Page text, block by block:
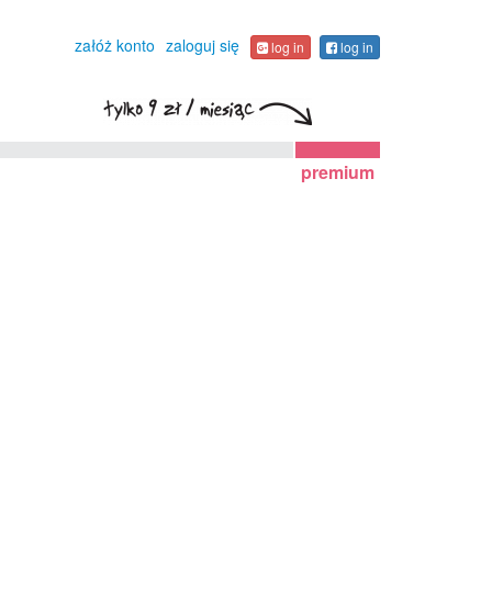
załóż konto zaloguj się log in log in
premium